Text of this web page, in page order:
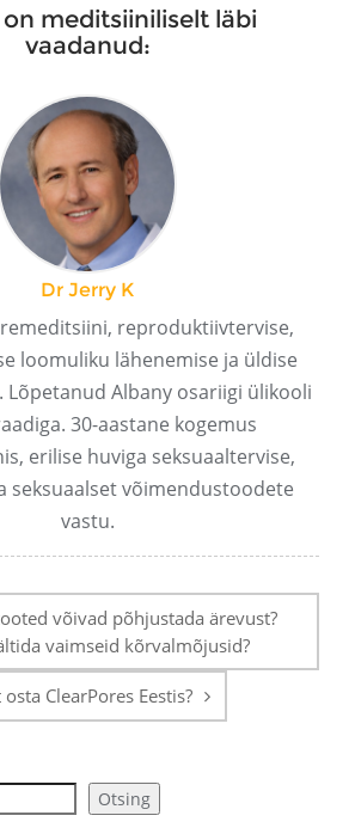
meditsiiniliselt läbi
vaadanud:
Dr Jerry K
reproduktiivtervise,
loomuliku lähenemise ja üldise
Lõpetanud Albany osariigi ülikooli
30-aastane kogemus
erilise huviga seksuaaltervise,
seksuaalset võimendustoodete
vastu.
võivad põhjustada ärevust?
vaimseid kõrvalmõjusid?
osta ClearPores Eestis?
Otsing